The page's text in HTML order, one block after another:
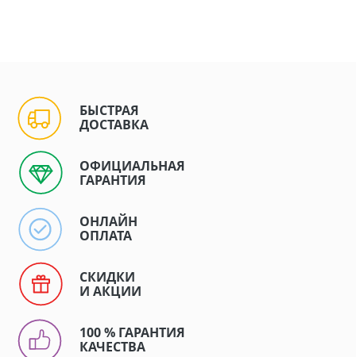
БЫСТРАЯ
ДОСТАВКА
ОФИЦИАЛЬНАЯ
ГАРАНТИЯ
ОНЛАЙН
ОПЛАТА
СКИДКИ
И АКЦИИ
100 % ГАРАНТИЯ
КАЧЕСТВА